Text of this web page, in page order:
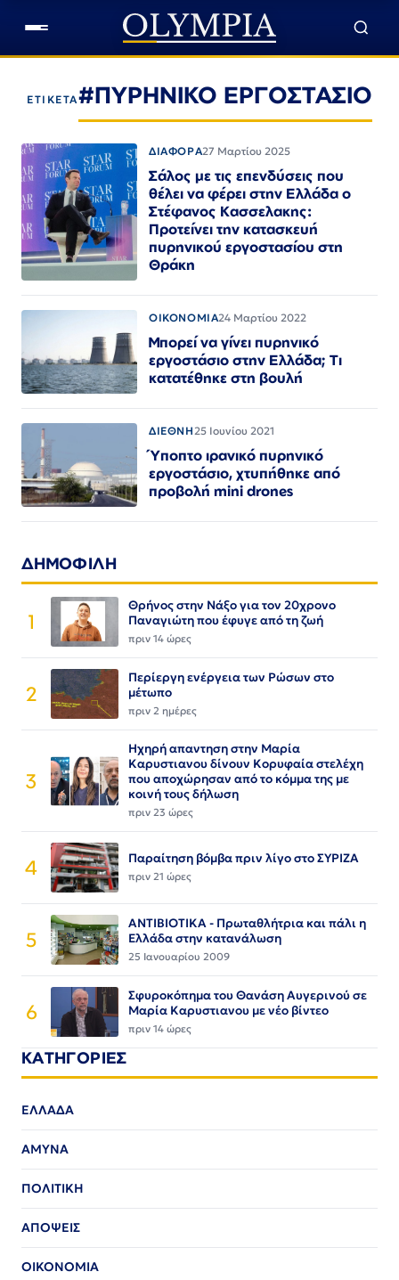
ΕΤΙΚΕΤΑ#ΠΥΡΗΝΙΚΟ ΕΡΓΟΣΤΑΣΙΟ
ΔΙΑΦΟΡΑ27 Μαρτίου 2025
Σάλος με τις επενδύσεις που
θέλει να φέρει στην Ελλάδα ο
Στέφανος Κασσελακης:
Προτείνει την κατασκευή
πυρηνικού εργοστασίου στη
Θράκη
ΟΙΚΟΝΟΜΙΑ24 Μαρτίου 2022
Μπορεί να γίνει πυρηνικό
εργοστάσιο στην Ελλάδα; Τι
κατατέθηκε στη βουλή
ΔΙΕΘΝΗ25 Ιουνίου 2021
Ύποπτο ιρανικό πυρηνικό
εργοστάσιο, χτυπήθηκε από
προβολή mini drones
ΔΗΜΟΦΙΛΗ
1
Θρήνος στην Νάξο για τον 20χρονο
Παναγιώτη που έφυγε από τη ζωή
πριν 14 ώρες
2
Περίεργη ενέργεια των Ρώσων στο
μέτωπο
πριν 2 ημέρες
3
Ηχηρή απαντηση στην Μαρία
Καρυστιανου δίνουν Κορυφαία στελέχη
που αποχώρησαν από το κόμμα της με
κοινή τους δήλωση
πριν 23 ώρες
4 Παραίτηση βόμβα πριν λίγο στο ΣΥΡΙΖΑ
πριν 21 ώρες
5
ΑΝΤΙΒΙΟΤΙΚΑ - Πρωταθλήτρια και πάλι η
Ελλάδα στην κατανάλωση
25 Ιανουαρίου 2009
6
Σφυροκόπημα του Θανάση Αυγερινού σε
Μαρία Καρυστιανου με νέο βίντεο
πριν 14 ώρες
ΚΑΤΗΓΟΡΙΕΣ
ΕΛΛΑΔΑ
ΑΜΥΝΑ
ΠΟΛΙΤΙΚΗ
ΑΠΟΨΕΙΣ
ΟΙΚΟΝΟΜΙΑ